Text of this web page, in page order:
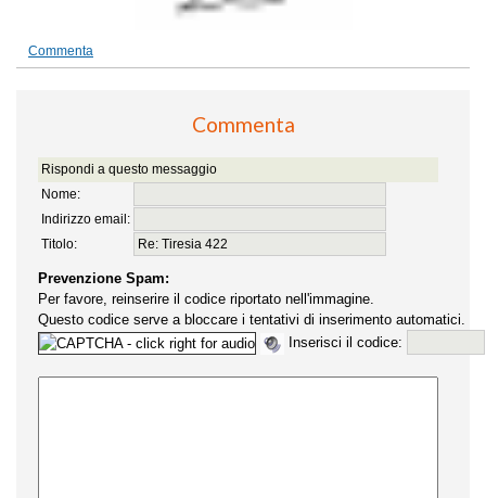
Commenta
Commenta
Rispondi a questo messaggio
Nome:
Indirizzo email:
Titolo:
Prevenzione Spam:
Per favore, reinserire il codice riportato nell'immagine.
Questo codice serve a bloccare i tentativi di inserimento automatici.
Inserisci il codice: